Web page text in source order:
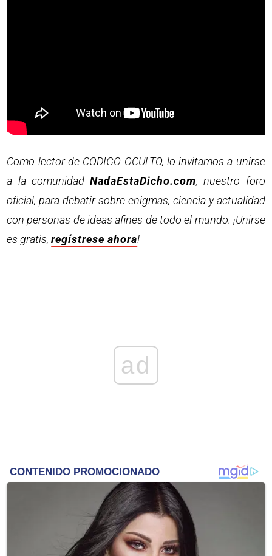
Como lector de CODIGO OCULTO, lo invitamos a unirse
a la comunidadNadaEstaDicho.com, nuestro foro
oficial, para debatir sobre enigmas, ciencia y actualidad
con personas de ideas afines de todo el mundo. ¡Unirse
es gratis,regístrese ahora!
ad